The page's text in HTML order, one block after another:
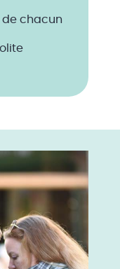
de chacun